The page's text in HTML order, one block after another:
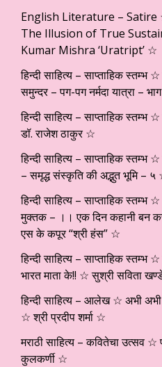
English Literature –
The Illusion of True
Kumar Mishra ‘Uratript’ ☆
हिन्दी साहित्य – साप्ताहिक
समुन्दर – पग-पग नर्मदा यात्रा –
हिन्दी साहित्य – साप्ताहिक
डॉ. राजेश ठाकुर ☆
हिन्दी साहित्य – साप्ताहिक
– समृद्ध संस्कृति की अद्भुत भूमि – ५
हिन्दी साहित्य – साप्ताहिक
मुक्तक – ।। एक दिन कहानी बन
एस के कपूर “श्री हंस” ☆
हिन्दी साहित्य – साप्ताहिक
भारत माता के!! ☆ सुश्री सविता
हिन्दी साहित्य – आलेख ☆ अभी
☆ श्री प्रदीप शर्मा ☆
मराठी साहित्य – कवितेचा उत्सव
कुलकर्णी ☆